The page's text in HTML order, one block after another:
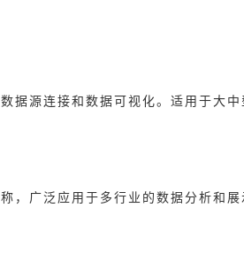
据源连接和数据可视化。适用于大中
，广泛应用于多行业的数据分析和